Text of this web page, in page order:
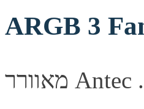
ARGB 3
מאוורר Antec שקט למארז, משפר זרימת אוויר ומראה אסתטי.